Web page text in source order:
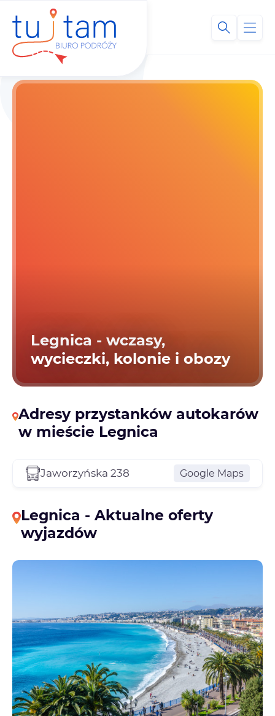
Legnica - wczasy,
wycieczki, kolonie i obozy
Adresy przystanków autokarów
w mieście Legnica
Jaworzyńska 238 Google Maps
Legnica - Aktualne oferty
wyjazdów